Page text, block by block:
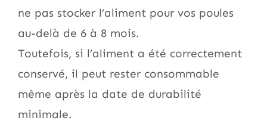
ne pas stocker l’aliment pour vos poules
au-delà de 6 à 8 mois.
Toutefois, si l’aliment a été correctement
conservé, il peut rester consommable
même après la date de durabilité
minimale.